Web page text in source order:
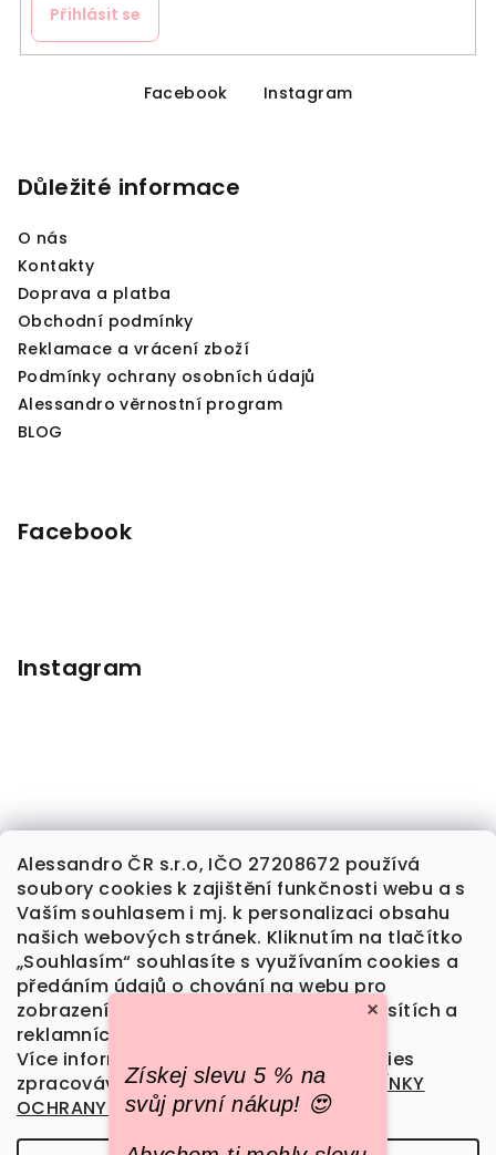
Alessandro ČR s.r.o, IČO 27208672 používá
soubory cookies k zajištění funkčnosti webu a s
Vaším souhlasem i mj. k personalizaci obsahu
našich webových stránek. Kliknutím na tlačítko
„Souhlasím“ souhlasíte s využívaním cookies a
předáním údajů o chování na webu pro
zobrazení cílené reklamy na sociálních sítích a
reklamních sítích na dalších webech.
Více informací o tom, jak soubory cookies
zpracováváme naleznete v sekci
PODMÍNKY
OCHRANY OSOBNCH ÚDAJŮ.
Přihlásit se
Facebook Instagram
Důležité informace
O nás
Kontakty
Doprava a platba
Obchodní podmínky
Reklamace a vrácení zboží
Podmínky ochrany osobních údajů
Alessandro věrnostní program
BLOG
Facebook
Instagram
Sledovat na Instagramu
Kontakt
alessandrocr
777 709 461
Získej slevu 5 % na
svůj první nákup! 😍